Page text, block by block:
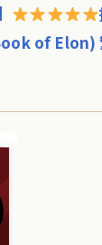
of Elon)